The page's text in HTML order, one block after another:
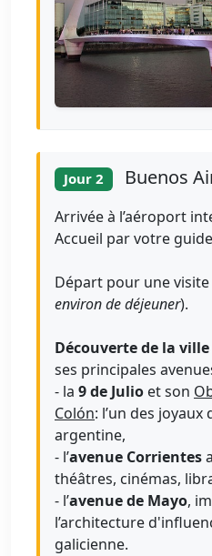
Jour 2 Buenos
Arrivée à l’aéroport
Accueil par votre guide
Départ pour une visite
environ de déjeuner).
Découverte de la
ses principales
- la 9 de Julio et son
Colón: l’un des joyaux
argentine,
- l’avenue Corrientes
théâtres, cinémas,
- l’avenue de Mayo,
l’architecture
galicienne.